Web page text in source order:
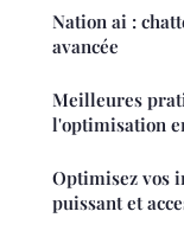
Nation ai :
avancée
Meilleures
l'optimisation
Optimisez vos
puissant et